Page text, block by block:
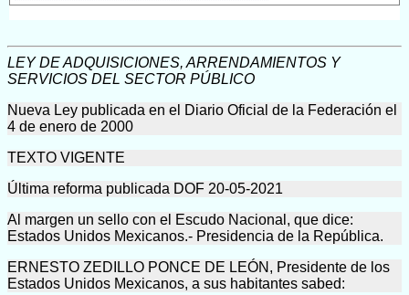
LEY DE ADQUISICIONES, ARRENDAMIENTOS Y
SERVICIOS DEL SECTOR PÚBLICO
Nueva Ley publicada en el Diario Oficial de la Federación el
4 de enero de 2000
TEXTO VIGENTE
Última reforma publicada DOF 20-05-2021
Al margen un sello con el Escudo Nacional, que dice:
Estados Unidos Mexicanos.- Presidencia de la República.
ERNESTO ZEDILLO PONCE DE LEÓN, Presidente de los
Estados Unidos Mexicanos, a sus habitantes sabed: